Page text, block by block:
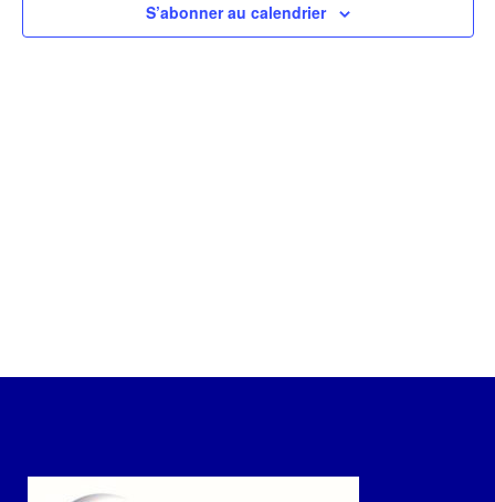
S’abonner au calendrier